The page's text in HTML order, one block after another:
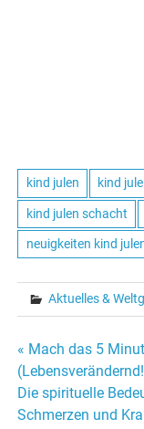
kind julen kind
kind julen schacht
neuigkeiten kind
Aktuelles &
Beitrags-
Navigation
« Mach das 5
Die spirituelle
Schmerzen und